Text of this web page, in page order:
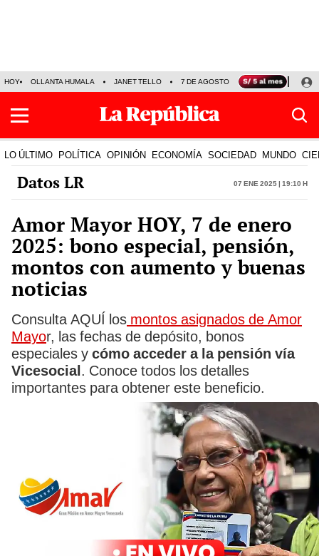
HOY OLLANTA HUMALA JANET TELLO 7 DE AGOSTO TINKA RESULTADOS
LO ÚLTIMO POLÍTICA OPINIÓN ECONOMÍA SOCIEDAD MUNDO
Datos LR 07 Ene 2025 | 19:10 h
Amor Mayor HOY, 7 de enero
2025: bono especial, pensión,
montos con aumento y buenas
noticias
Consulta AQUÍ los montos asignados de Amor
Mayor, las fechas de depósito, bonos
especiales y cómo acceder a la pensión vía
Vicesocial. Conoce todos los detalles
importantes para obtener este beneficio.